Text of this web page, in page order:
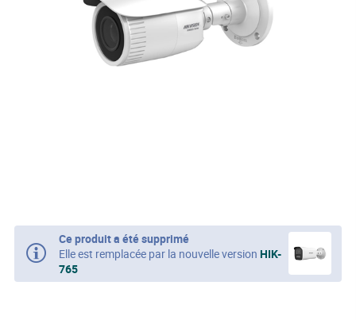
Ce produit a été supprimé
Elle est remplacée par la nouvelle versionHIK-
765